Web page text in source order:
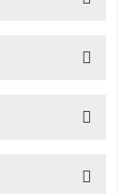
ve diğer